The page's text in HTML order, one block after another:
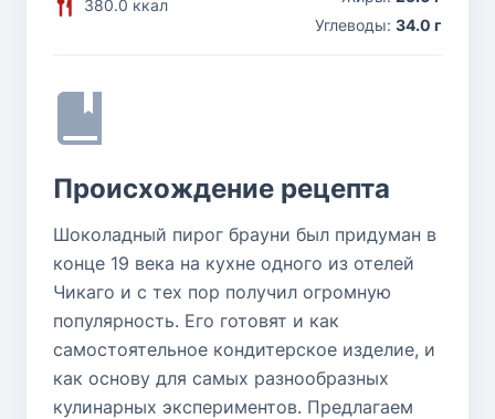
380.0 ккал
Углеводы: 34.0 г
Происхождение рецепта
Шоколадный пирог брауни был придуман в
конце 19 века на кухне одного из отелей
Чикаго и с тех пор получил огромную
популярность. Его готовят и как
самостоятельное кондитерское изделие, и
как основу для самых разнообразных
кулинарных экспериментов. Предлагаем